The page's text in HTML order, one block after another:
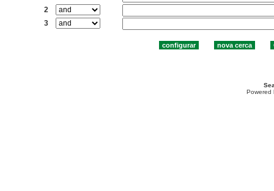
2
3